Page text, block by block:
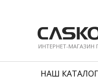
ИНТЕРНЕТ-МАГАЗИН
НАШ КАТАЛОГ